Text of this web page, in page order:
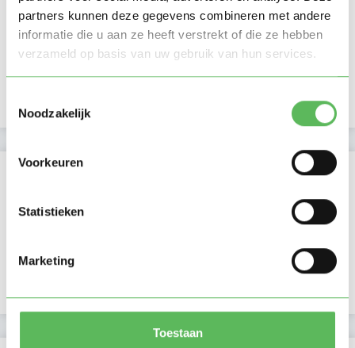
partners kunnen deze gegevens combineren met andere
informatie die u aan ze heeft verstrekt of die ze hebben
verzameld op basis van uw gebruik van hun services.
Noodzakelijk
Voorkeuren
Statistieken
Marketing
Toestaan
Laatste activiteit 15-12-2025
Lid sinds 15-12-2025
15-12-2025
Verificaties
E-mailadres is geverifieerd